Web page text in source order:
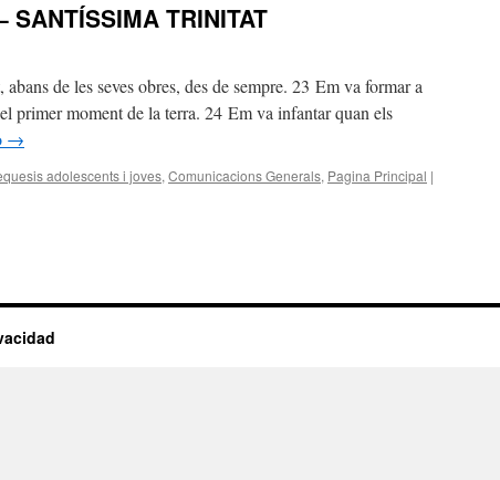
SANTÍSSIMA TRINITAT
de les seves obres, des de sempre. 23 Em va formar a
primer moment de la terra. 24 Em va infantar quan els
→
adolescents i joves, Comunicacions Generals, Pagina Principal |